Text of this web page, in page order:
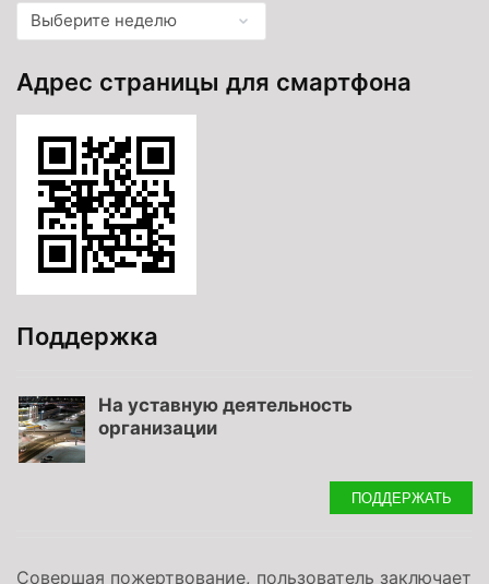
Адрес страницы для смартфона
Поддержка
На уставную деятельность
организации
ПОДДЕРЖАТЬ
Совершая пожертвование, пользователь заключает